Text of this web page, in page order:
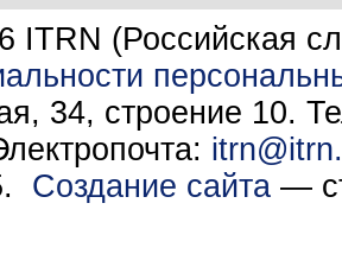
ITRN (Российская
34, строение 10.
Создание сайта —